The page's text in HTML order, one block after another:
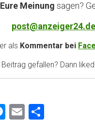
Eure Meinung sagen?
post@anzeiger24.de
als Kommentar bei
gefallen? Dann
Messenger
Email